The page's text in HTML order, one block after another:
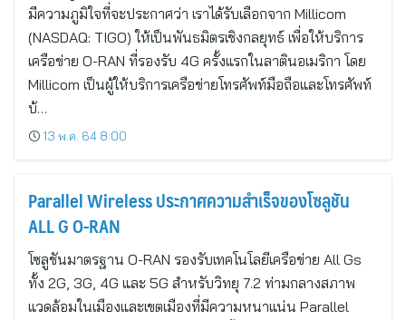
มีความภูมิใจที่จะประกาศว่า เราได้รับเลือกจาก Millicom
(NASDAQ: TIGO) ให้เป็นพันธมิตรเชิงกลยุทธ์ เพื่อให้บริการ
เครือข่าย O-RAN ที่รองรับ 4G ครั้งแรกในลาตินอเมริกา โดย
Millicom เป็นผู้ให้บริการเครือข่ายโทรศัพท์มือถือและโทรศัพท์
บ้…
13 พ.ค. 64 8:00
Parallel Wireless ประกาศความสำเร็จของโซลูชัน
ALL G O-RAN
โซลูชันมาตรฐาน O-RAN รองรับเทคโนโลยีเครือข่าย All Gs
ทั้ง 2G, 3G, 4G และ 5G สำหรับวิทยุ 7.2 ท่ามกลางสภาพ
แวดล้อมในเมืองและเขตเมืองที่มีความหนาแน่น Parallel